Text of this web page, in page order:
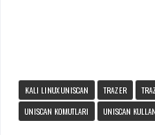
KALI LINUX UNISCAN TRAZER
UNISCAN KOMUTLARI
UNISCAN